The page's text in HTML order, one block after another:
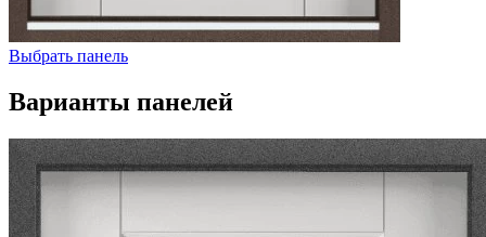
Выбрать панель
Варианты панелей